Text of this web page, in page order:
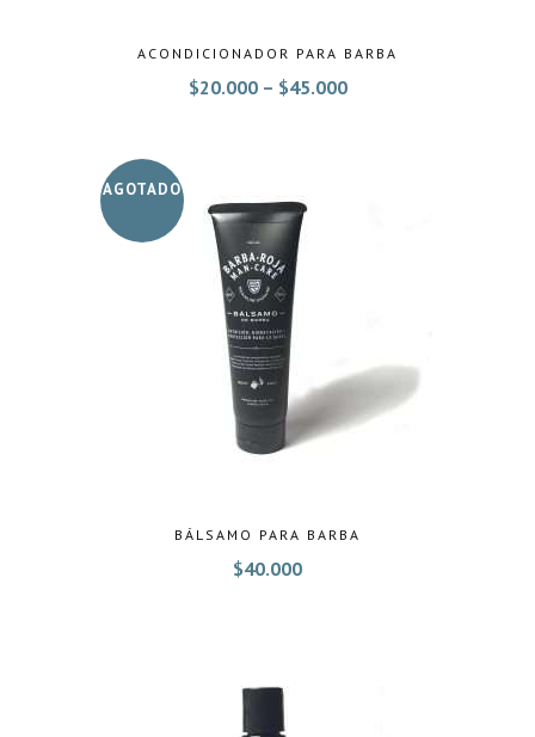
ACONDICIONADOR PARA BARBA
$20.000– $45.000
AGOTADO
BÁLSAMO PARA BARBA
$40.000